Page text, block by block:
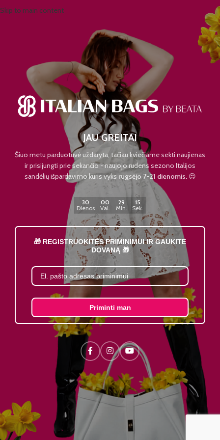
Skip to main content
JAU GREITAI
Šiuo metu parduotuvė uždaryta, tačiau kviečiame sekti naujienas
ir prisijungti prie sekančio - naujojo rudens sezono Italijos
sandėlių išpardavimo kuris vyks rugsėjo 7-21 dienomis.😍
30
Dienos
00
Val.
29
Min.
15
Sek.
🎁 REGISTRUOKITĖS PRIMINIMUI IR GAUKITE
DOVANĄ 🎁
Priminti man